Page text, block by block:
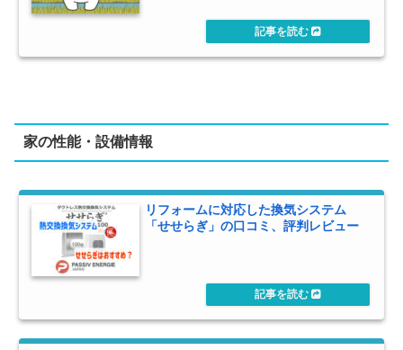
家の性能・設備情報
リフォームに対応した換気システム
「せせらぎ」の口コミ、評判レビュー